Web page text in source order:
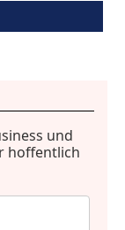
und
hoffentlich